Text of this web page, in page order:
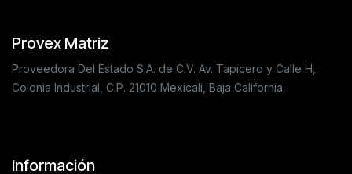
Provex Matriz
Proveedora Del Estado S.A. de C.V. Av. Tapicero y Calle H,
Colonia Industrial, C.P. 21010 Mexicali, Baja California.
Información